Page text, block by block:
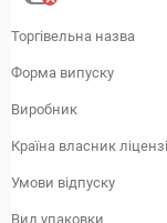
Торгівельна назва
Форма випуску
Виробник
Країна власник
Умови відпуску
Вид упаковки